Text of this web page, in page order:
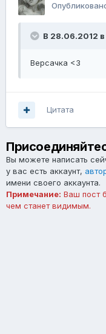
В 28.06.2012
Версачка <3
Цитата
Вы можете написать
у вас есть аккаунт,
имени своего аккаунта.
Примечание: Ваш пост
чем станет видимым.